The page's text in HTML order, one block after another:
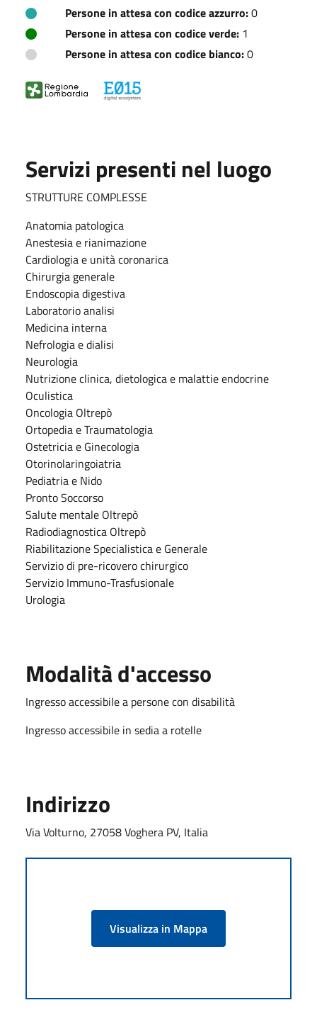
Persone in attesa con codice azzurro:0
Persone in attesa con codice verde: 1
Persone in attesa con codice bianco:0
Servizi presenti nel luogo
STRUTTURE COMPLESSE
Anatomia patologica
Anestesia e rianimazione
Cardiologia e unità coronarica
Chirurgia generale
Endoscopia digestiva
Laboratorio analisi
Medicina interna
Nefrologia e dialisi
Neurologia
Nutrizione clinica, dietologica e malattie endocrine
Oculistica
Oncologia Oltrepò
Ortopedia e Traumatologia
Ostetricia e Ginecologia
Otorinolaringoiatria
Pediatria e Nido
Pronto Soccorso
Salute mentale Oltrepò
Radiodiagnostica Oltrepò
Riabilitazione Specialistica e Generale
Servizio di pre-ricovero chirurgico
Servizio Immuno-Trasfusionale
Urologia
Modalità d'accesso
Ingresso accessibile a persone con disabilità
Ingresso accessibile in sedia a rotelle
Indirizzo
Via Volturno, 27058 Voghera PV, Italia
Visualizza in Mappa